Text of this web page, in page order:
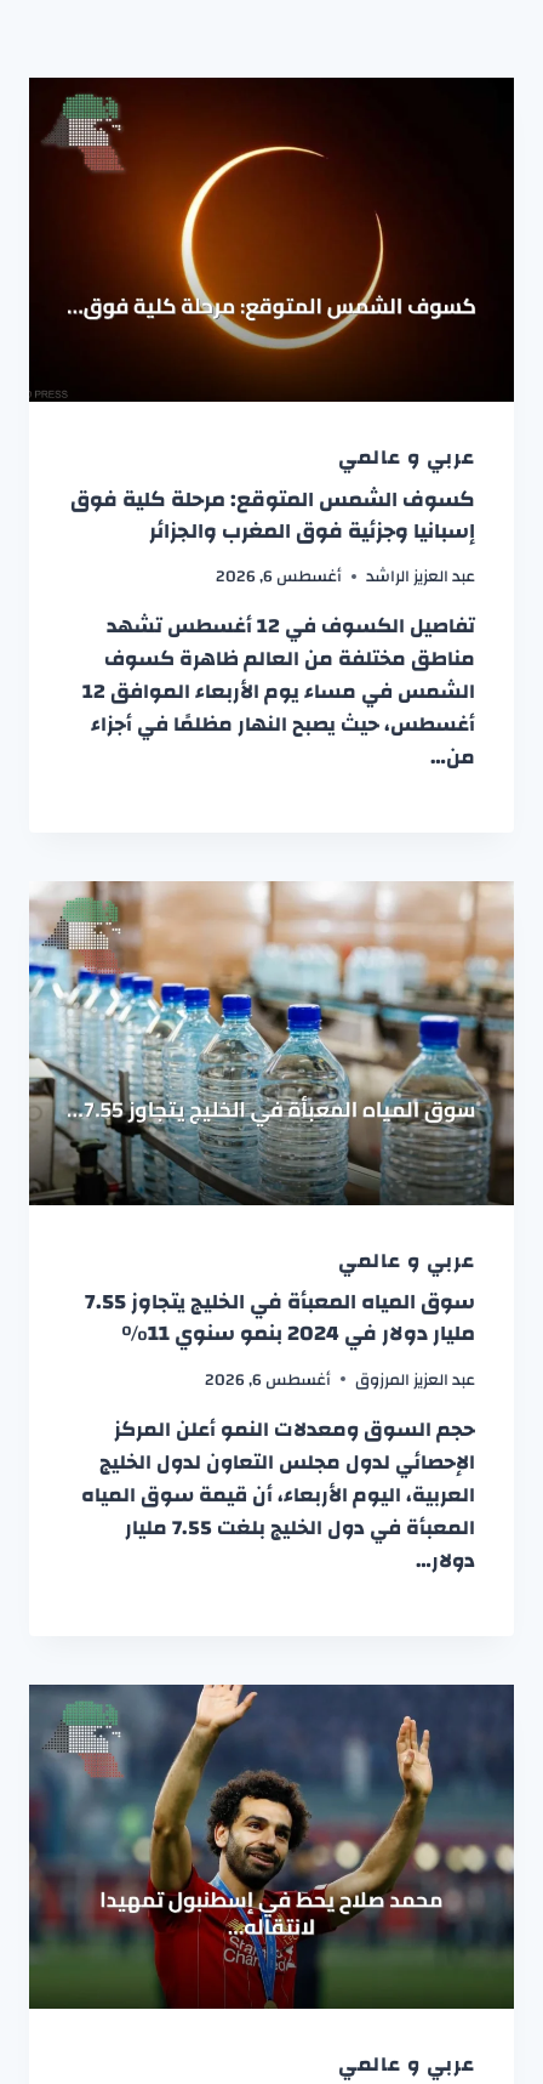
عربي و عالمي
كسوف الشمس المتوقع: مرحلة كلية فوق
إسبانيا وجزئية فوق المغرب والجزائر
عبد العزيز الراشد أغسطس 6, 2026
تفاصيل الكسوف في 12 أغسطس تشهد
مناطق مختلفة من العالم ظاهرة كسوف
الشمس في مساء يوم الأربعاء الموافق 12
أغسطس، حيث يصبح النهار مظلمًا في أجزاء
من…
عربي و عالمي
سوق المياه المعبأة في الخليج يتجاوز 7.55
مليار دولار في 2024 بنمو سنوي 11%
عبد العزيز المرزوق أغسطس 6, 2026
حجم السوق ومعدلات النمو أعلن المركز
الإحصائي لدول مجلس التعاون لدول الخليج
العربية، اليوم الأربعاء، أن قيمة سوق المياه
المعبأة في دول الخليج بلغت 7.55 مليار
دولار…
عربي و عالمي